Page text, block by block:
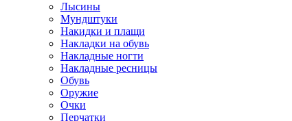
Лысины
Мундштуки
Накидки и плащи
Накладки на обувь
Накладные ногти
Накладные ресницы
Обувь
Оружие
Очки
Перчатки